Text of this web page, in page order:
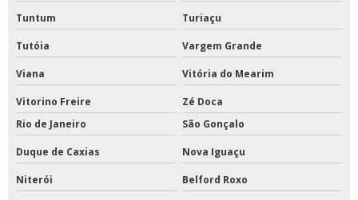
Tuntum Turiaçu
Tutóia Vargem Grande
Viana Vitória do Mearim
Vitorino Freire
Zé Doca
Rio de Janeiro
São Gonçalo
Duque de Caxias Nova Iguaçu
Niterói Belford Roxo